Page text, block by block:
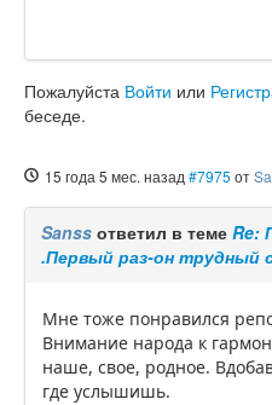
Пожалуйста Войти или
беседе.
15 года 5 мес. назад #7975 от
Sanss ответил в теме Re:
.Первый раз-он трудный
Мне тоже понравился
Внимание народа к
наше, свое, родное.
где услышишь.